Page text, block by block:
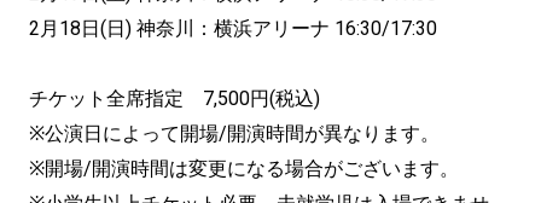
2月18日(日) 神奈川：横浜アリーナ 16:30/17:30
チケット全席指定 7,500円(税込)
※公演日によって開場/開演時間が異なります。
※開場/開演時間は変更になる場合がございます。